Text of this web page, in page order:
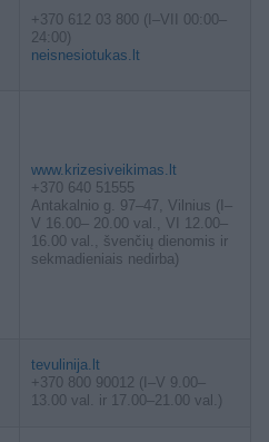
+370 612 03 800 (I–VII 00:00–
24:00)
neisnesiotukas.lt
www.krizesiveikimas.lt
+370 640 51555
Antakalnio g. 97–47, Vilnius (I–
V 16.00– 20.00 val., VI 12.00–
16.00 val., švenčių dienomis ir
sekmadieniais nedirba)
tevulinija.lt
+370 800 90012 (I–V 9.00–
13.00 val. ir 17.00–21.00 val.)